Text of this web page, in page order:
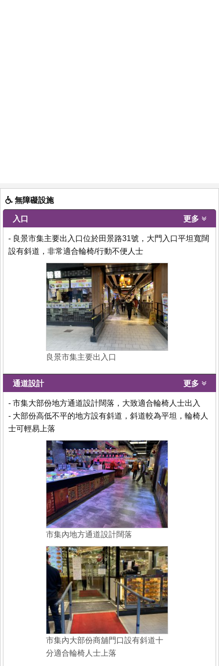
無障礙設施
入口 更多
- 良景市集主要出入口位於田景路31號，大門入口平坦寬闊
設有斜道，非常適合輪椅/行動不便人士
良景市集主要出入口
通道設計 更多
- 市集大部份地方通道設計闊落，大致適合輪椅人士出入
- 大部份高低不平的地方設有斜道，斜道較為平坦，輪椅人
士可輕易上落
市集內地方通道設計闊落
市集內大部份商舖門口設有斜道十
分適合輪椅人士上落